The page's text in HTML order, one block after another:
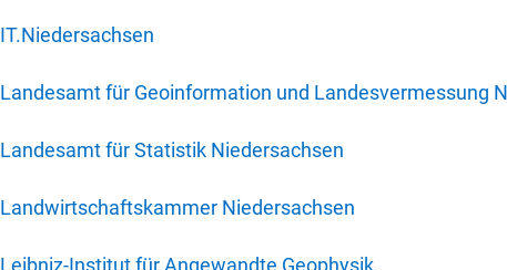
IT.Niedersachsen
Landesamt für Geoinformation und Landesvermessung
Landesamt für Statistik Niedersachsen
Landwirtschaftskammer Niedersachsen
Leibniz-Institut für Angewandte Geophysik